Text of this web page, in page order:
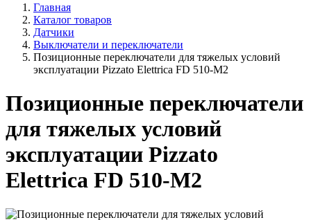
Главная
Каталог товаров
Датчики
Выключатели и переключатели
Позиционные переключатели для тяжелых условий
эксплуатации Pizzato Elettrica FD 510-M2
Позиционные переключатели
для тяжелых условий
эксплуатации Pizzato
Elettrica FD 510-M2